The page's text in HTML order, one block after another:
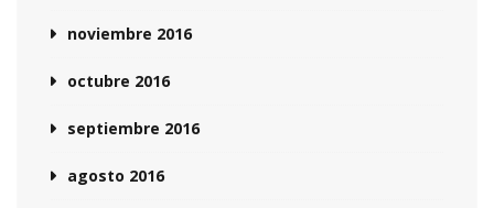
noviembre 2016
octubre 2016
septiembre 2016
agosto 2016